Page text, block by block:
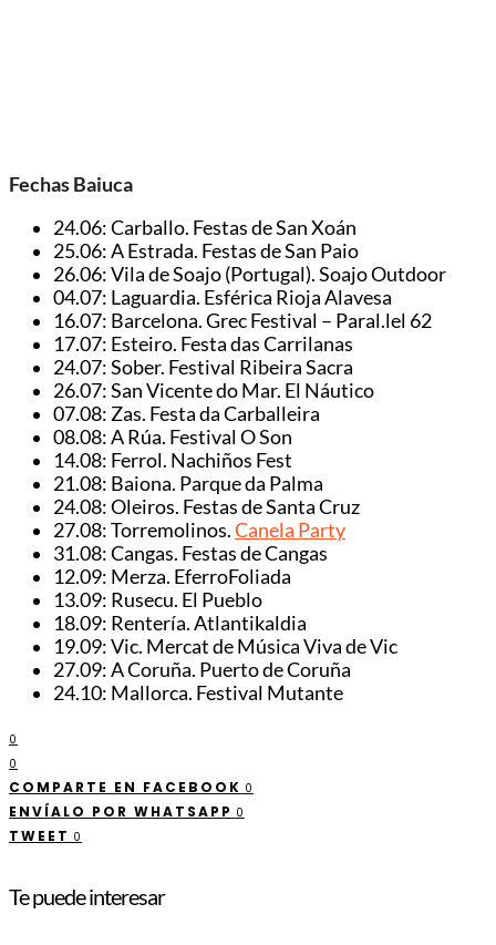
Fechas Baiuca
24.06: Carballo. Festas de San Xoán
25.06: A Estrada. Festas de San Paio
26.06: Vila de Soajo (Portugal). Soajo Outdoor
04.07: Laguardia. Esférica Rioja Alavesa
16.07: Barcelona. Grec Festival – Paral.lel 62
17.07: Esteiro. Festa das Carrilanas
24.07: Sober. Festival Ribeira Sacra
26.07: San Vicente do Mar. El Náutico
07.08: Zas. Festa da Carballeira
08.08: A Rúa. Festival O Son
14.08: Ferrol. Nachiños Fest
21.08: Baiona. Parque da Palma
24.08: Oleiros. Festas de Santa Cruz
27.08: Torremolinos.Canela Party
31.08: Cangas. Festas de Cangas
12.09: Merza. EferroFoliada
13.09: Rusecu. El Pueblo
18.09: Rentería. Atlantikaldia
19.09: Vic. Mercat de Música Viva de Vic
27.09: A Coruña. Puerto de Coruña
24.10: Mallorca. Festival Mutante
0
0
COMPARTE EN FACEBOOK 0
ENVÍALO POR WHATSAPP 0
TWEET 0
Te puede interesar